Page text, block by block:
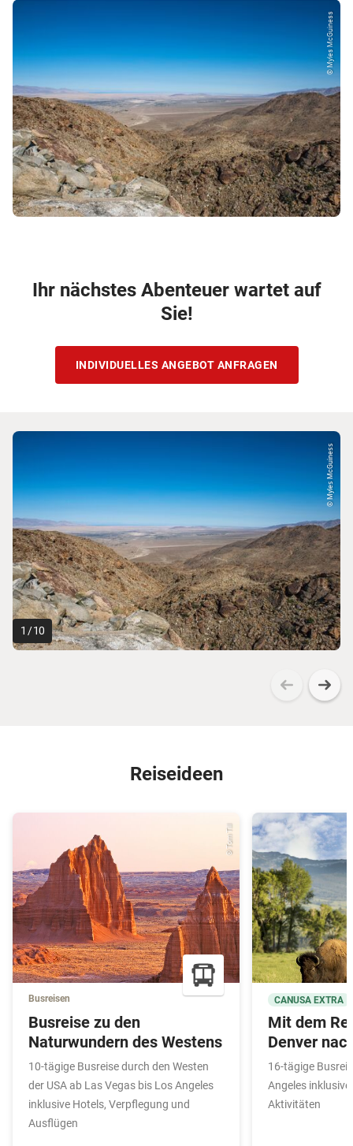
© Myles McGuiness
Ihr nächstes Abenteuer wartet auf
Sie!
INDIVIDUELLES ANGEBOT ANFRAGEN
© Myles McGuiness
1 /10
Reiseideen
© Tom Till
Busreisen
Busreise zu den
Naturwundern des Westens
10-tägige Busreise durch den Westen
der USA ab Las Vegas bis Los Angeles
inklusive Hotels, Verpflegung und
Ausflügen
CANUSA EXTRA
Mit dem
Denver
16-tägige
Angeles
Aktivitäten